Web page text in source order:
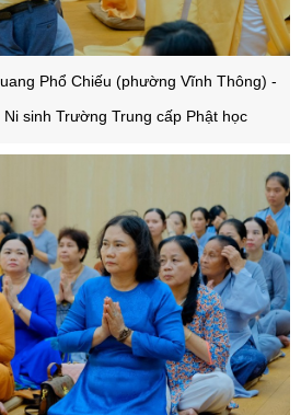
Phổ Chiếu (phường Vĩnh Thông) -
sinh Trường Trung cấp Phật học